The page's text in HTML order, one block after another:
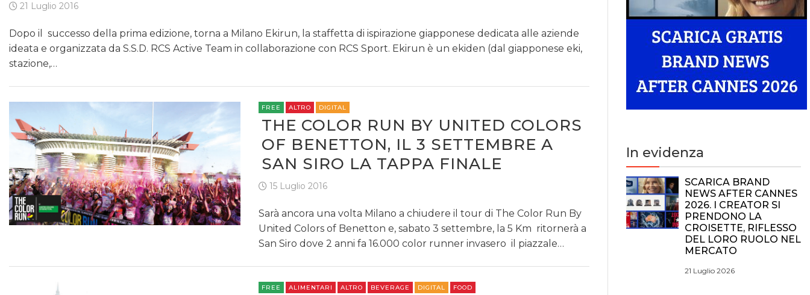
21 Luglio 2016
Dopo il successo della prima edizione, torna a Milano Ekirun, la staffetta di ispirazione giapponese dedicata alle aziende
ideata e organizzata da S.S.D. RCS Active Team in collaborazione con RCS Sport. Ekirun è un ekiden (dal giapponese eki,
stazione,…
FREE ALTRO DIGITAL
THE COLOR RUN BY UNITED COLORS
OF BENETTON, IL 3 SETTEMBRE A
SAN SIRO LA TAPPA FINALE
15 Luglio 2016
Sarà ancora una volta Milano a chiudere il tour di The Color Run By
United Colors of Benetton e, sabato 3 settembre, la 5 Km ritornerà a
San Siro dove 2 anni fa 16.000 color runner invasero il piazzale…
FREE ALIMENTARI ALTRO BEVERAGE DIGITAL FOOD
In evidenza
SCARICA BRAND
NEWS AFTER CANNES
2026. I CREATOR SI
PRENDONO LA
CROISETTE, RIFLESSO
DEL LORO RUOLO NEL
MERCATO
21 Luglio 2026